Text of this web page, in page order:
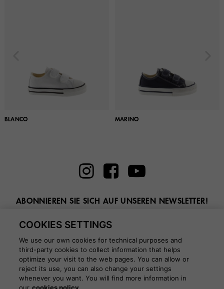
BLANCO MARINO
ABONNIEREN SIE SICH AUF UNSEREN NEWSLETTER!
BLOG
COOKIES SETTINGS
We use our own cookies for technical purposes and
third-party cookies to collect information that helps
optimize your visit to the web pages. You can allow or
reject its use, you can also change your settings
whenever you want. You will find more information in